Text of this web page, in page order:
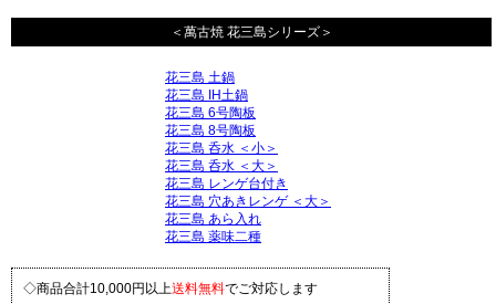
＜萬古焼 花三島シリーズ＞
花三島 土鍋
花三島 IH土鍋
花三島 6号陶板
花三島 8号陶板
花三島 呑水 ＜小＞
花三島 呑水 ＜大＞
花三島 レンゲ台付き
花三島 穴あきレンゲ ＜大＞
花三島 あら入れ
花三島 薬味二種
◇商品合計10,000円以上送料無料でご対応します